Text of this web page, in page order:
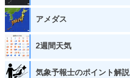
アメダス
2週間天気
気象予報士のポイント解説